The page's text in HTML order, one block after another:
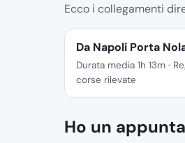
Ecco i collegamenti
Da Napoli Porta
Durata media 1h 13m ·
corse rilevate
Ho un